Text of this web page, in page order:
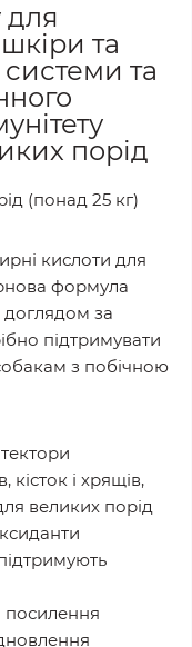
для
та
та
порід
(понад 25 кг)
кислоти для
формула
доглядом за
підтримувати
з побічною
кісток і хрящів,
великих порід
посилення